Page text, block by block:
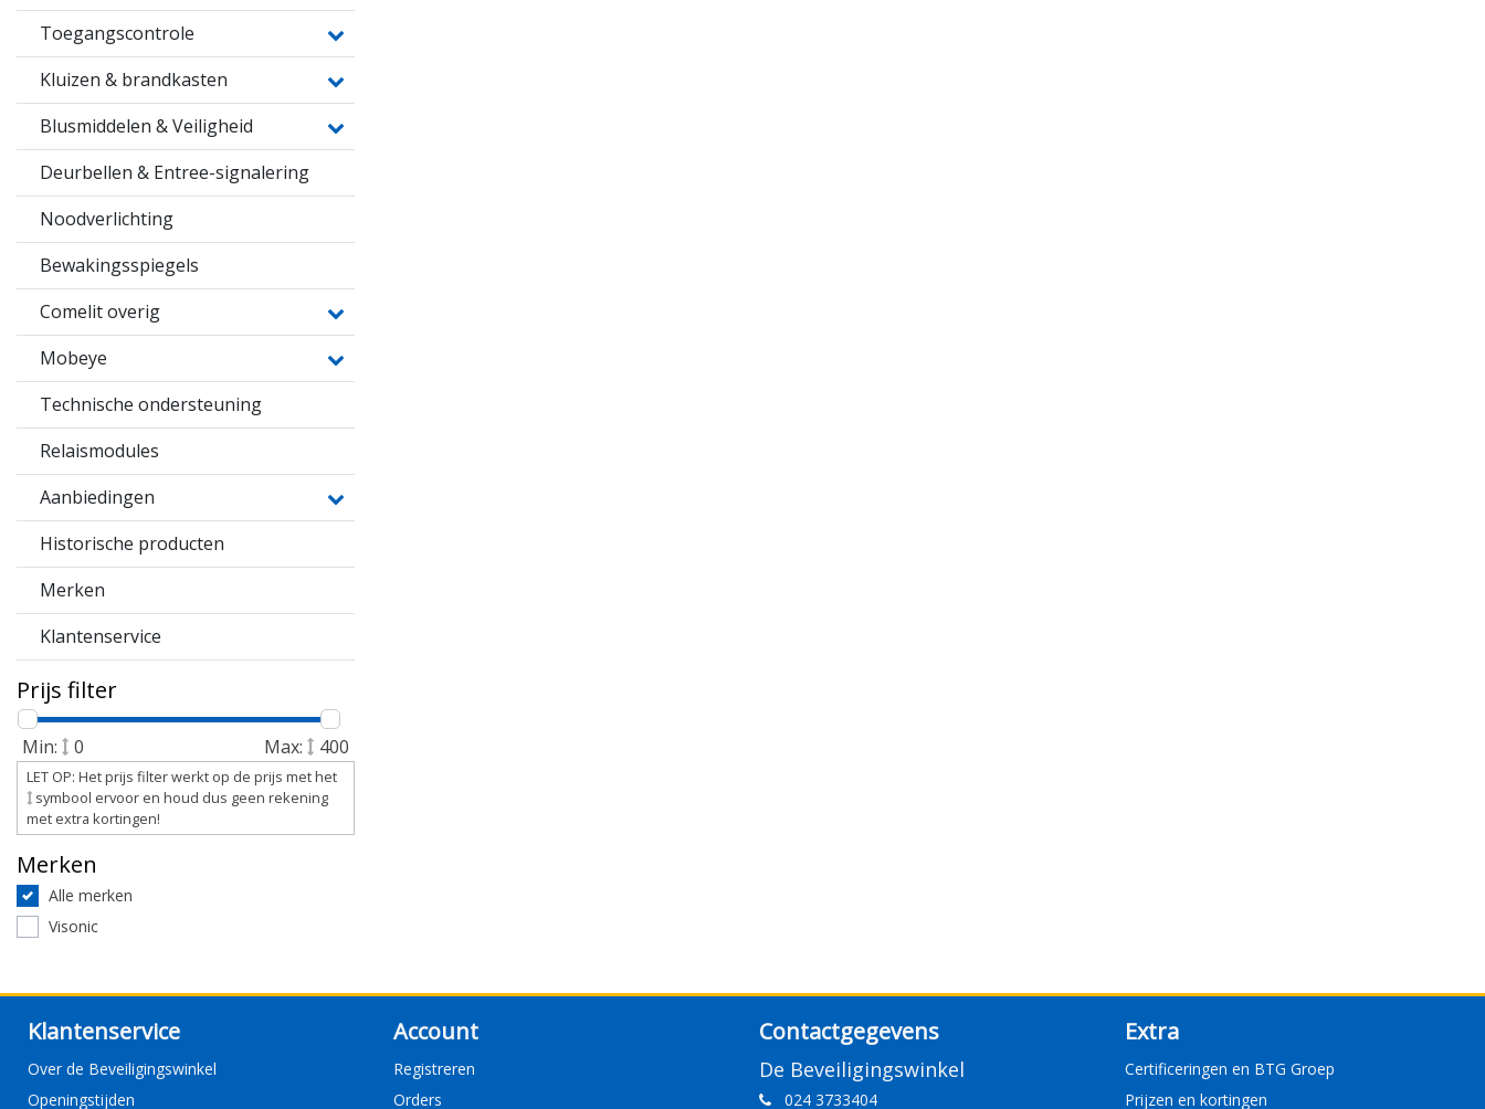
Toegangscontrole
Kluizen & brandkasten
Blusmiddelen & Veiligheid
Deurbellen & Entree-signalering
Noodverlichting
Bewakingsspiegels
Comelit overig
Mobeye
Technische ondersteuning
Relaismodules
Aanbiedingen
Historische producten
Merken
Klantenservice
Prijs filter
Min: 0 Max: 400
LET OP: Het prijs filter werkt op de prijs met het
symbool ervoor en houd dus geen rekening
met extra kortingen!
Merken
Alle merken
Visonic
Klantenservice
Over de Beveiligingswinkel
Openingstijden
Account
Registreren
Orders
Contactgegevens
De Beveiligingswinkel
024 3733404
Extra
Certificeringen en BTG Groep
Prijzen en kortingen